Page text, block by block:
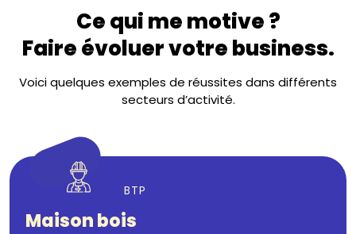
Ce qui me motive ?
Faire évoluer votre business.
Voici quelques exemples de réussites dans différents
secteurs d’activité.
BTP
Maison bois